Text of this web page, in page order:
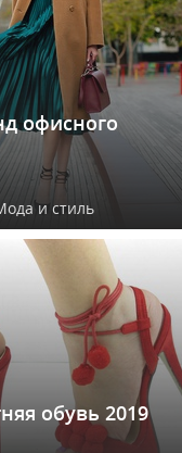
офисного
и стиль
обувь 2019